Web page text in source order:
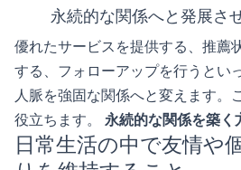
永続的な関係へと発展さ
優れたサービスを提供する、推薦
する、フォローアップを行うとい
人脈を強固な関係へと変えます。
役立ちます。 永続的な関係を築く
日常生活の中で友情や